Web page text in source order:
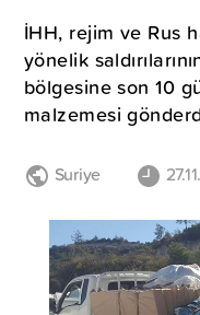
İHH, rejim ve Rus
yönelik
bölgesine son 10
malzemesi
Suriye